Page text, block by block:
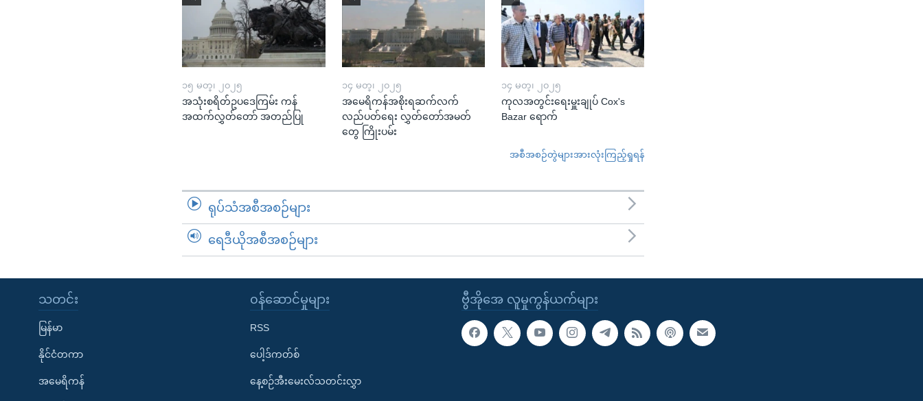
၁၅ မတ္၊ ၂၀၂၅
အသုံးစရိတ်ဥပဒေကြမ်း ကန်
အထက်လွှတ်တော် အတည်ပြု
၁၄ မတ္၊ ၂၀၂၅
အမေရိကန်အစိုးရဆက်လက်
လည်ပတ်ရေး လွှတ်တော်အမတ်
တွေ ကြိုးပမ်း
၁၄ မတ္၊ ၂၀၂၅
ကုလအတွင်းရေးမှူးချုပ် Cox's
Bazar ရောက်
အစီအစဉ်တွဲများအားလုံးကြည့်ရှုရန်
ရုပ်သံအစီအစဉ်များ
ရေဒီယိုအစီအစဉ်များ
ဗွီအိုအေ လူမှုကွန်ယက်များ
သတင်း
မြန်မာ
နိုင်ငံတကာ
အမေရိကန်
၀န်ဆောင်မှုများ
RSS
ပေါ့ဒ်ကတ်စ်
နေ့စဉ်အီးမေးလ်သတင်းလွှာ